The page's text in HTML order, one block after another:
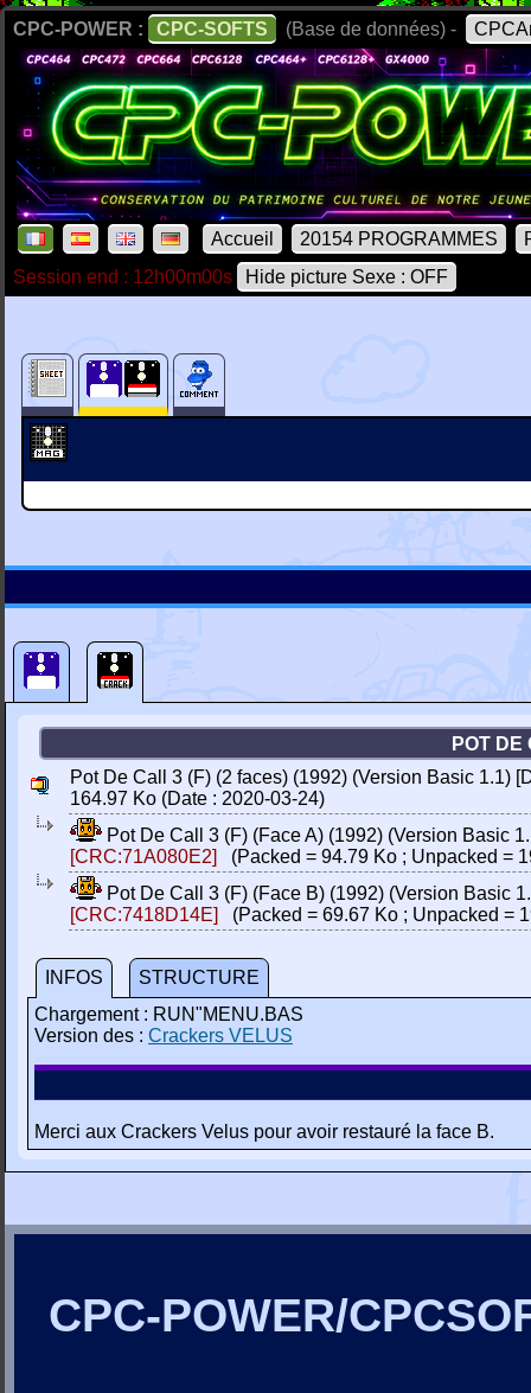
CPC-POWER : CPC-SOFTS (Base de données) -
Accueil 20154 PROGRAMMES
Session end : 12h00m00s
Hide picture Sexe : OFF
POT
Pot De Call 3 (F) (2 faces) (1992) (Version Basic 1.1)
164.97 Ko (Date : 2020-03-24)
Pot De Call 3 (F) (Face A) (1992) (Version Basic
[CRC:71A080E2]
(Packed = 94.79 Ko ; Unpacked =
Pot De Call 3 (F) (Face B) (1992) (Version Basic
[CRC:7418D14E]
(Packed = 69.67 Ko ; Unpacked =
INFOS
STRUCTURE
Chargement : RUN"MENU.BAS
Version des : Crackers VELUS
Merci aux Crackers Velus pour avoir restauré la face B.
CPC-POWER/